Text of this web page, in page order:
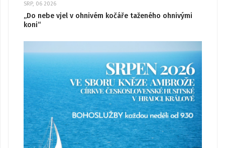
SRP, 06 2026
„Do nebe vjel v ohnivém kočáře taženého ohnivými
koni“